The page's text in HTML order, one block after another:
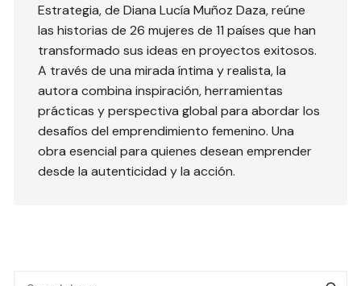
Estrategia, de Diana Lucía Muñoz Daza, reúne
las historias de 26 mujeres de 11 países que han
transformado sus ideas en proyectos exitosos.
A través de una mirada íntima y realista, la
autora combina inspiración, herramientas
prácticas y perspectiva global para abordar los
desafíos del emprendimiento femenino. Una
obra esencial para quienes desean emprender
desde la autenticidad y la acción.